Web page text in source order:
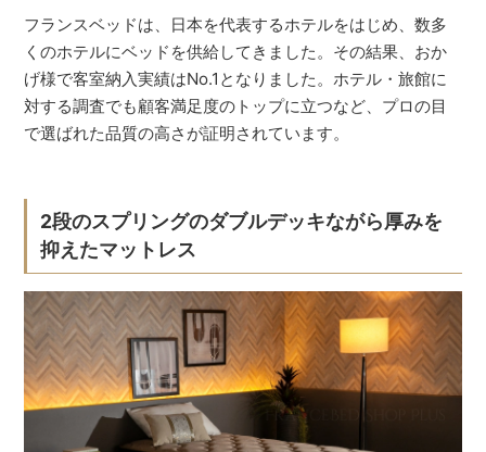
フランスベッドは、日本を代表するホテルをはじめ、数多
くのホテルにベッドを供給してきました。その結果、おか
げ様で客室納入実績はNo.1となりました。ホテル・旅館に
対する調査でも顧客満足度のトップに立つなど、プロの目
で選ばれた品質の高さが証明されています。
2段のスプリングのダブルデッキながら厚みを
抑えたマットレス